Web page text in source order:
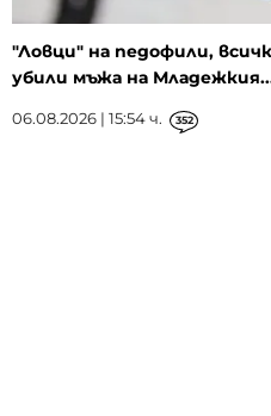
"Ловци" на педофили,
убили мъжа на
06.08.2026 | 15:54 ч. 352